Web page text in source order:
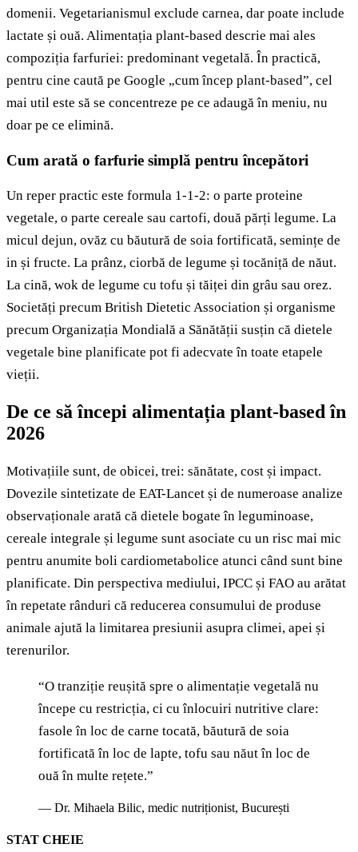
domenii. Vegetarianismul exclude carnea, dar poate include
lactate și ouă. Alimentația plant-based descrie mai ales
compoziția farfuriei: predominant vegetală. În practică,
pentru cine caută pe Google „cum încep plant-based”, cel
mai util este să se concentreze pe ce adaugă în meniu, nu
doar pe ce elimină.
Cum arată o farfurie simplă pentru începători
Un reper practic este formula 1-1-2: o parte proteine
vegetale, o parte cereale sau cartofi, două părți legume. La
micul dejun, ovăz cu băutură de soia fortificată, semințe de
in și fructe. La prânz, ciorbă de legume și tocăniță de năut.
La cină, wok de legume cu tofu și tăiței din grâu sau orez.
Societăți precum British Dietetic Association și organisme
precum Organizația Mondială a Sănătății susțin că dietele
vegetale bine planificate pot fi adecvate în toate etapele
vieții.
De ce să începi alimentația plant-based în
2026
Motivațiile sunt, de obicei, trei: sănătate, cost și impact.
Dovezile sintetizate de EAT-Lancet și de numeroase analize
observaționale arată că dietele bogate în leguminoase,
cereale integrale și legume sunt asociate cu un risc mai mic
pentru anumite boli cardiometabolice atunci când sunt bine
planificate. Din perspectiva mediului, IPCC și FAO au arătat
în repetate rânduri că reducerea consumului de produse
animale ajută la limitarea presiunii asupra climei, apei și
terenurilor.
“O tranziție reușită spre o alimentație vegetală nu
începe cu restricția, ci cu înlocuiri nutritive clare:
fasole în loc de carne tocată, băutură de soia
fortificată în loc de lapte, tofu sau năut în loc de
ouă în multe rețete.”
— Dr. Mihaela Bilic, medic nutriționist, București
STAT CHEIE